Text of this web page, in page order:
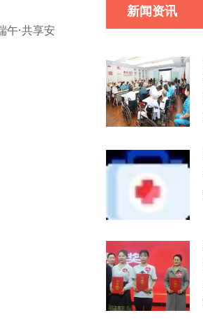
午·共享安
新闻资讯